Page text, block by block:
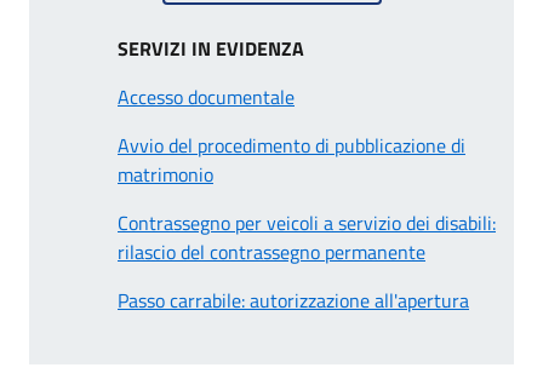
SERVIZI IN EVIDENZA
Accesso documentale
Avvio del procedimento di pubblicazione di
matrimonio
Contrassegno per veicoli a servizio dei disabili:
rilascio del contrassegno permanente
Passo carrabile: autorizzazione all'apertura